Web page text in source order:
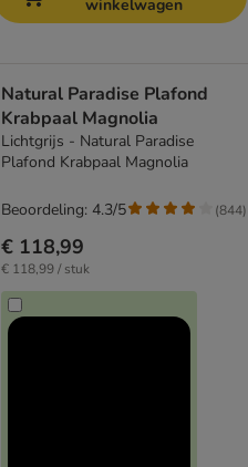
winkelwagen
Natural Paradise Plafond
Krabpaal Magnolia
Lichtgrijs - Natural Paradise
Plafond Krabpaal Magnolia
€ 118,99
€ 118,99 / stuk
Beoordeling: 4.3/5 (844)